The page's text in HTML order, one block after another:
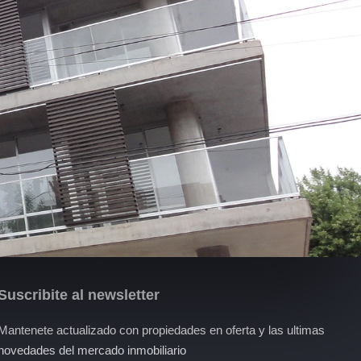
al newsletter
actualizado con propiedades en oferta y las ultimas
del mercado inmobiliario